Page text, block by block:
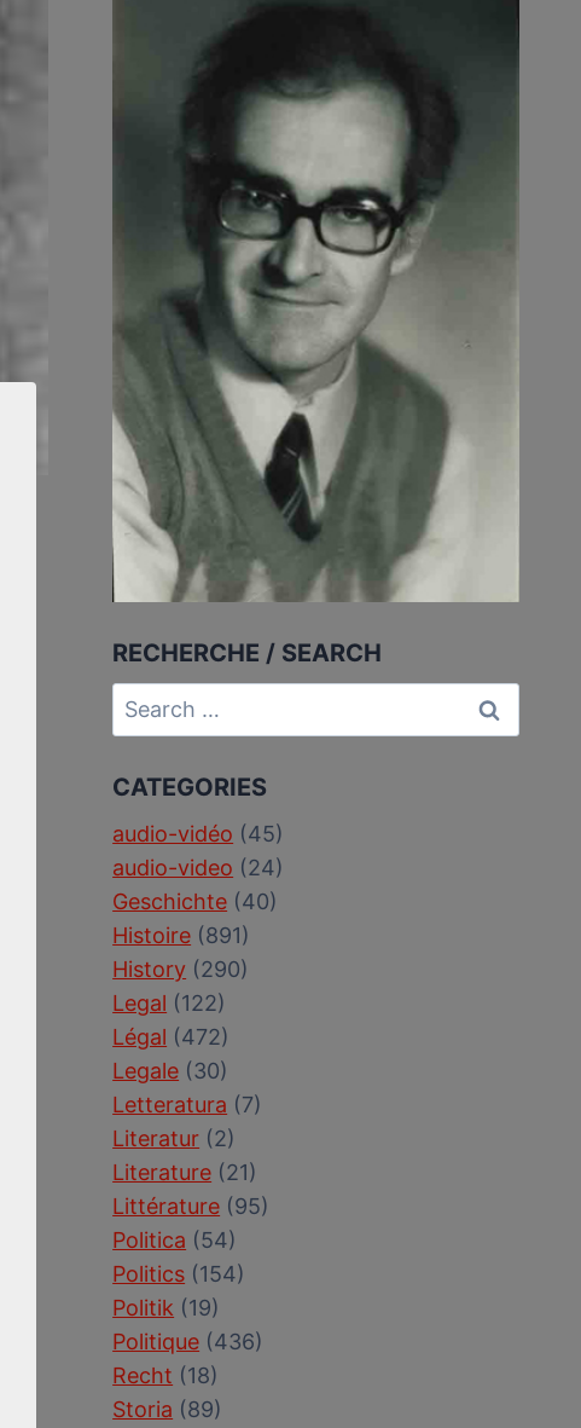
RECHERCHE / SEARCH
Search
for:
CATEGORIES
audio-vidéo (45)
audio-video (24)
Geschichte (40)
Histoire (891)
History (290)
Legal (122)
Légal (472)
Legale (30)
Letteratura (7)
Literatur (2)
Literature (21)
Littérature (95)
Politica (54)
Politics (154)
Politik (19)
Politique (436)
Recht (18)
Storia (89)